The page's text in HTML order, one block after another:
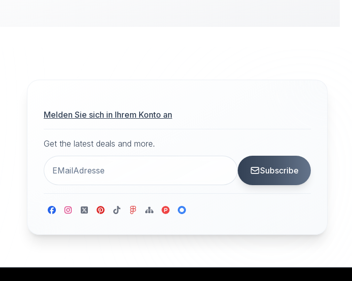
Melden Sie sich in Ihrem Konto an
Get the latest deals and more.
Subscribe